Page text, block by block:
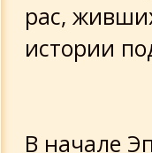
рас,
истории
В начале